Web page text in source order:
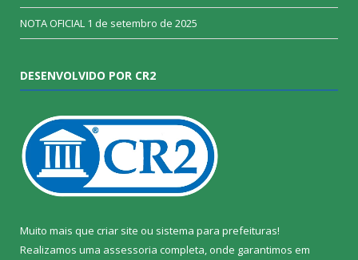
NOTA OFICIAL 1 de setembro de 2025
DESENVOLVIDO POR CR2
Muito mais que criar site ou sistema para prefeituras!
Realizamos uma assessoria completa, onde garantimos em